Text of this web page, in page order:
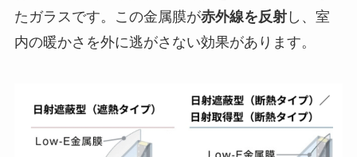
たガラスです。この金属膜が赤外線を反射し、室
内の暖かさを外に逃がさない効果があります。